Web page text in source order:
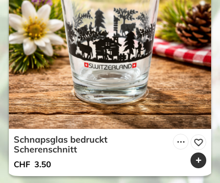
Schnapsglas bedruckt
Scherenschnitt
CHF 3.50